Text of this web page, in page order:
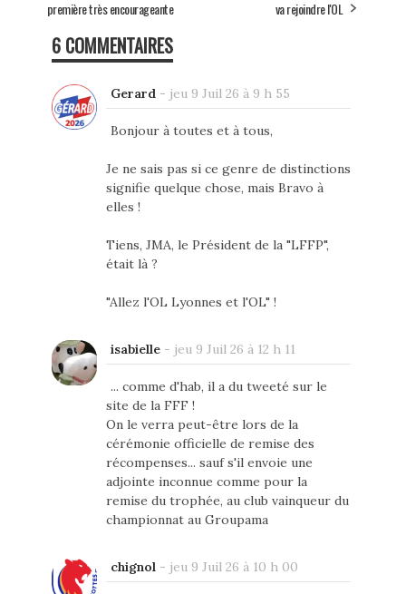
première très encourageante va rejoindre l'OL
6 COMMENTAIRES
Gerard - jeu 9 Juil 26 à 9 h 55
Bonjour à toutes et à tous,
Je ne sais pas si ce genre de distinctions
signifie quelque chose, mais Bravo à
elles !
Tiens, JMA, le Président de la "LFFP",
était là ?
"Allez l'OL Lyonnes et l'OL" !
isabielle- jeu 9 Juil 26 à 12 h 11
... comme d'hab, il a du tweeté sur le
site de la FFF !
On le verra peut-être lors de la
cérémonie officielle de remise des
récompenses... sauf s'il envoie une
adjointe inconnue comme pour la
remise du trophée, au club vainqueur du
championnat au Groupama
chignol - jeu 9 Juil 26 à 10 h 00